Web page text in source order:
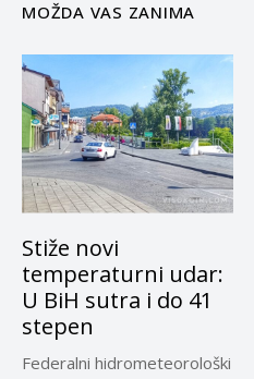
MOŽDA VAS ZANIMA
Stiže novi
temperaturni udar:
U BiH sutra i do 41
stepen
Federalni hidrometeorološki